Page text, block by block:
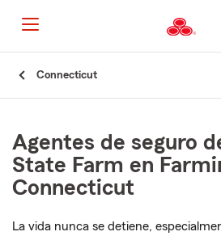
al
Connecticut
Agentes de seguro
State Farm en
Connecticut
La vida nunca se detiene,